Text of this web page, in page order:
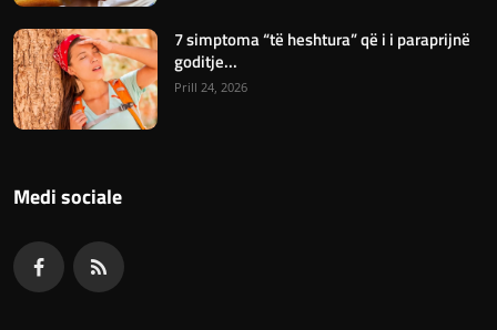
7 simptoma “të heshtura” që i i paraprijnë
goditje...
Prill 24, 2026
Medi sociale